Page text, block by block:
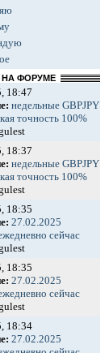
НА ФОРУМЕ
18:47
недельные GBPJPY
точность 100%
18:37
недельные GBPJPY
точность 100%
18:35
27.02.2025
сейчас
18:35
27.02.2025
сейчас
18:34
27.02.2025